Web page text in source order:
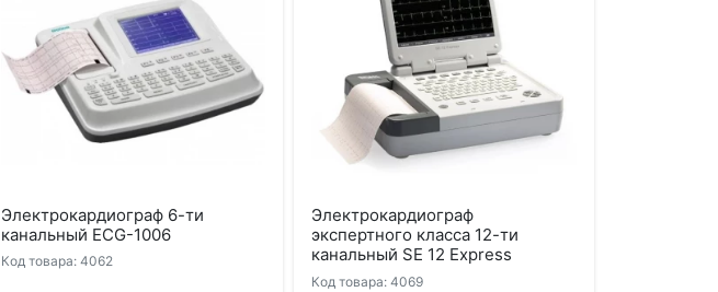
Электрокардиограф 6-ти
канальный ECG-1006
Код товара: 4062
Электрокардиограф
экспертного класса 12-ти
канальный SE 12 Express
Код товара: 4069